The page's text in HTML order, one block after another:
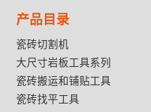
产品目录
瓷砖切割机
大尺寸岩板工具系列
瓷砖搬运和铺贴工具
瓷砖找平工具